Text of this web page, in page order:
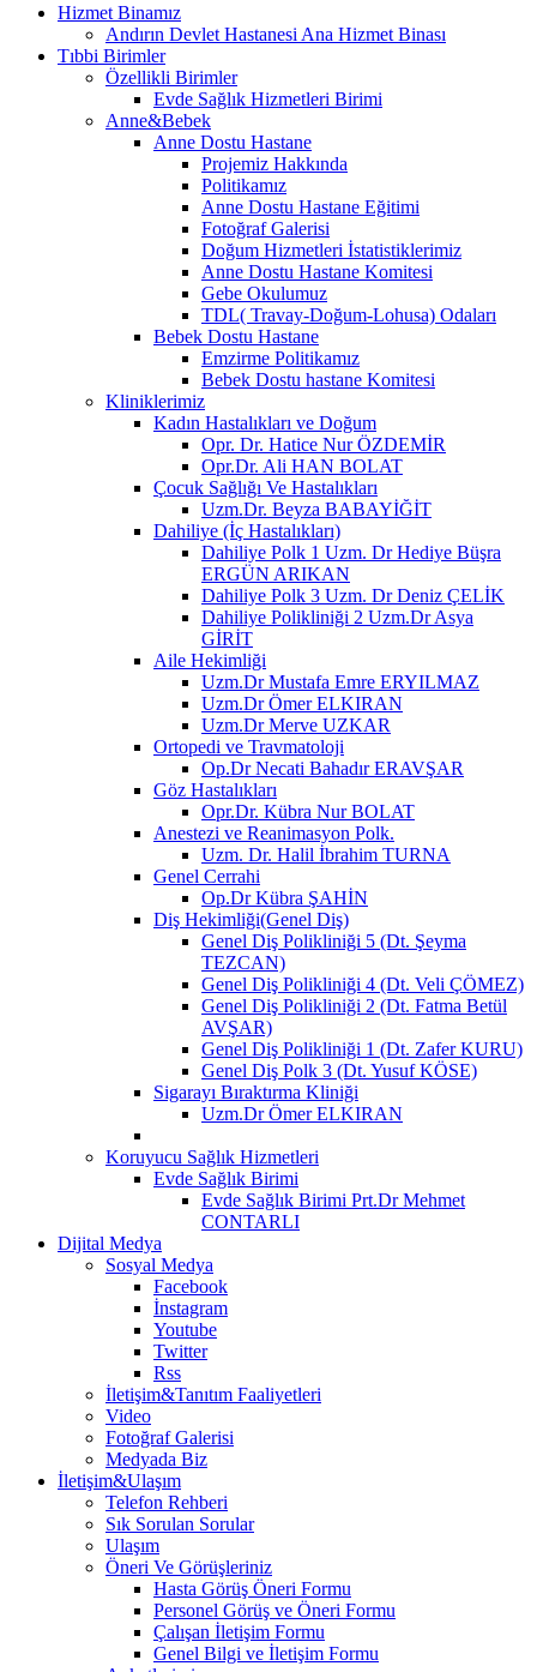
Hizmet Binamız
Andırın Devlet Hastanesi Ana Hizmet Binası
Tıbbi Birimler
Özellikli Birimler
Evde Sağlık Hizmetleri Birimi
Anne&Bebek
Anne Dostu Hastane
Projemiz Hakkında
Politikamız
Anne Dostu Hastane Eğitimi
Fotoğraf Galerisi
Doğum Hizmetleri İstatistiklerimiz
Anne Dostu Hastane Komitesi
Gebe Okulumuz
TDL( Travay-Doğum-Lohusa) Odaları
Bebek Dostu Hastane
Emzirme Politikamız
Bebek Dostu hastane Komitesi
Kliniklerimiz
Kadın Hastalıkları ve Doğum
Opr. Dr. Hatice Nur ÖZDEMİR
Opr.Dr. Ali HAN BOLAT
Çocuk Sağlığı Ve Hastalıkları
Uzm.Dr. Beyza BABAYİĞİT
Dahiliye (İç Hastalıkları)
Dahiliye Polk 1 Uzm. Dr Hediye Büşra
ERGÜN ARIKAN
Dahiliye Polk 3 Uzm. Dr Deniz ÇELİK
Dahiliye Polikliniği 2 Uzm.Dr Asya
GİRİT
Aile Hekimliği
Uzm.Dr Mustafa Emre ERYILMAZ
Uzm.Dr Ömer ELKIRAN
Uzm.Dr Merve UZKAR
Ortopedi ve Travmatoloji
Op.Dr Necati Bahadır ERAVŞAR
Göz Hastalıkları
Opr.Dr. Kübra Nur BOLAT
Anestezi ve Reanimasyon Polk.
Uzm. Dr. Halil İbrahim TURNA
Genel Cerrahi
Op.Dr Kübra ŞAHİN
Diş Hekimliği(Genel Diş)
Genel Diş Polikliniği 5 (Dt. Şeyma
TEZCAN)
Genel Diş Polikliniği 4 (Dt. Veli ÇÖMEZ)
Genel Diş Polikliniği 2 (Dt. Fatma Betül
AVŞAR)
Genel Diş Polikliniği 1 (Dt. Zafer KURU)
Genel Diş Polk 3 (Dt. Yusuf KÖSE)
Sigarayı Bıraktırma Kliniği
Uzm.Dr Ömer ELKIRAN
Koruyucu Sağlık Hizmetleri
Evde Sağlık Birimi
Evde Sağlık Birimi Prt.Dr Mehmet
CONTARLI
Dijital Medya
Sosyal Medya
Facebook
İnstagram
Youtube
Twitter
Rss
İletişim&Tanıtım Faaliyetleri
Video
Fotoğraf Galerisi
Medyada Biz
İletişim&Ulaşım
Telefon Rehberi
Sık Sorulan Sorular
Ulaşım
Öneri Ve Görüşleriniz
Hasta Görüş Öneri Formu
Personel Görüş ve Öneri Formu
Çalışan İletişim Formu
Genel Bilgi ve İletişim Formu